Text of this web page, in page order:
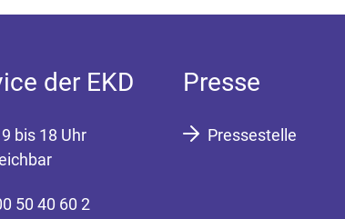
der EKD
bis 18 Uhr
50 40 60 2
Presse
Pressestelle